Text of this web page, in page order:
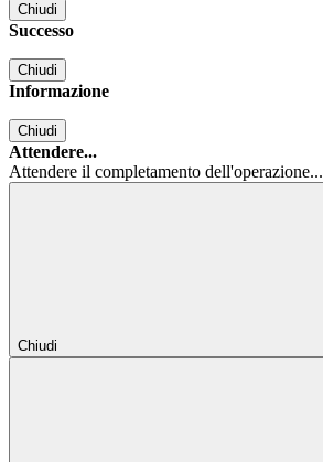
Chiudi
Successo
Chiudi
Informazione
Chiudi
Attendere...
Attendere il completamento dell'operazione...
Chiudi